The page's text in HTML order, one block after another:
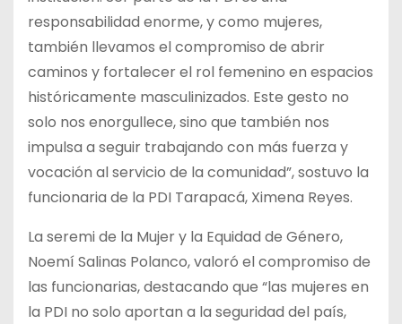
responsabilidad enorme, y como mujeres,
también llevamos el compromiso de abrir
caminos y fortalecer el rol femenino en espacios
históricamente masculinizados. Este gesto no
solo nos enorgullece, sino que también nos
impulsa a seguir trabajando con más fuerza y
vocación al servicio de la comunidad”, sostuvo la
funcionaria de la PDI Tarapacá, Ximena Reyes.
La seremi de la Mujer y la Equidad de Género,
Noemí Salinas Polanco, valoró el compromiso de
las funcionarias, destacando que “las mujeres en
la PDI no solo aportan a la seguridad del país,